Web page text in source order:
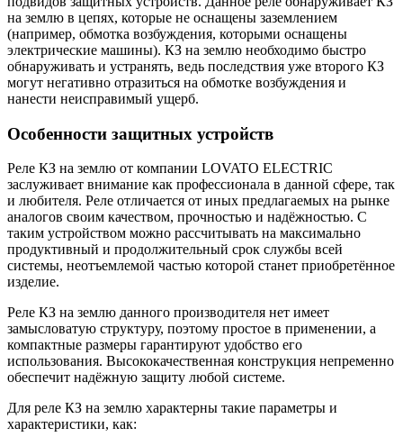
на землю в цепях, которые не оснащены заземлением
(например, обмотка возбуждения, которыми оснащены
электрические машины). КЗ на землю необходимо быстро
обнаруживать и устранять, ведь последствия уже второго КЗ
могут негативно отразиться на обмотке возбуждения и
нанести неисправимый ущерб.
Особенности защитных устройств
Реле КЗ на землю от компании LOVATO ELECTRIC
заслуживает внимание как профессионала в данной сфере, так
и любителя. Реле отличается от иных предлагаемых на рынке
аналогов своим качеством, прочностью и надёжностью. С
таким устройством можно рассчитывать на максимально
продуктивный и продолжительный срок службы всей
системы, неотъемлемой частью которой станет приобретённое
изделие.
Реле КЗ на землю данного производителя нет имеет
замысловатую структуру, поэтому простое в применении, а
компактные размеры гарантируют удобство его
использования. Высококачественная конструкция непременно
обеспечит надёжную защиту любой системе.
Для реле КЗ на землю характерны такие параметры и
характеристики, как: